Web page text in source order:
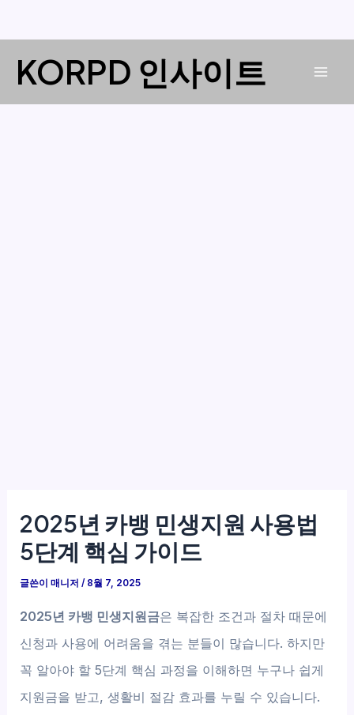
KORPD 인사이트
2025년 카뱅 민생지원 사용법
5단계 핵심 가이드
글쓴이매니저/ 8월 7, 2025
2025년 카뱅 민생지원금은 복잡한 조건과 절차 때문에
신청과 사용에 어려움을 겪는 분들이 많습니다. 하지만
꼭 알아야 할 5단계 핵심 과정을 이해하면 누구나 쉽게
지원금을 받고, 생활비 절감 효과를 누릴 수 있습니다.